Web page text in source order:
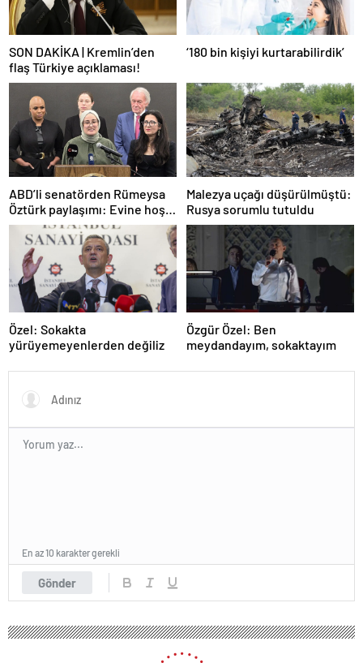
SON DAKİKA | Kremlin’den
flaş Türkiye açıklaması!
‘180 bin kişiyi kurtarabilirdik’
ABD’li senatörden Rümeysa
Öztürk paylaşımı: Evine hoş
geldin!
Malezya uçağı düşürülmüştü:
Rusya sorumlu tutuldu
Özel: Sokakta
yürüyemeyenlerden değiliz
Özgür Özel: Ben
meydandayım, sokaktayım
Gönder
En az 10 karakter gerekli